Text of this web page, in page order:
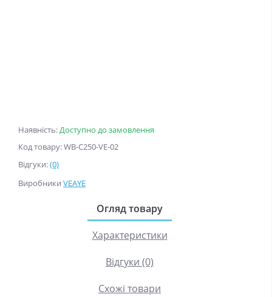
Наявність:Доступно до замовлення
Код товару: WB-C250-VE-02
Відгуки:(0)
Виробники VEAYE
Огляд товару
Характеристики
Відгуки (0)
Схожі товари